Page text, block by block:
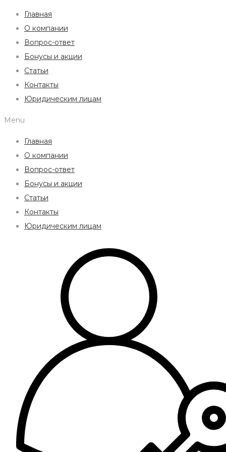
Главная
О компании
Вопрос-ответ
Бонусы и акции
Статьи
Контакты
Юридическим лицам
Menu
Главная
О компании
Вопрос-ответ
Бонусы и акции
Статьи
Контакты
Юридическим лицам